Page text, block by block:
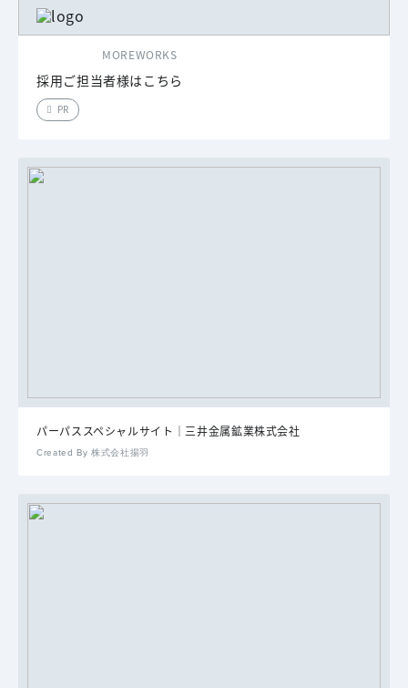
MOREWORKS
採用ご担当者様はこちら
PR
パーパススペシャルサイト｜三井金属鉱業株式会社
Created By 株式会社揚羽